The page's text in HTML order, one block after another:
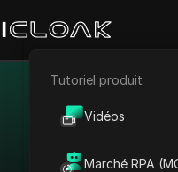
E-commerce
Tutoriel produit
Vidéos
Marché RPA